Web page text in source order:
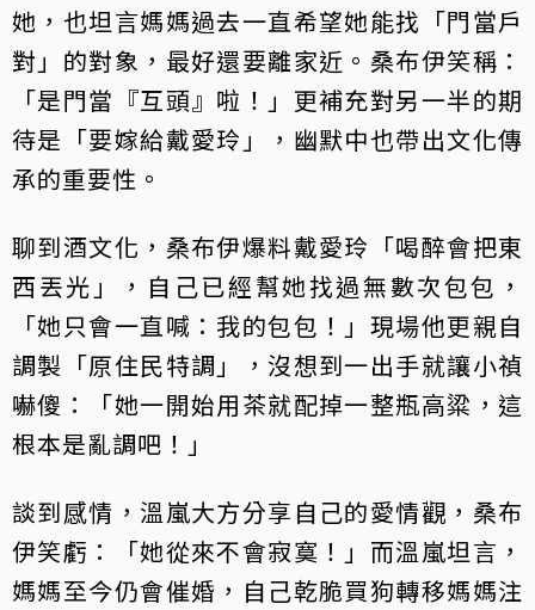
她，也坦言媽媽過去一直希望她能找「門當戶
對」的對象，最好還要離家近。桑布伊笑稱：
「是門當『互頭』啦！」更補充對另一半的期
待是「要嫁給戴愛玲」，幽默中也帶出文化傳
承的重要性。
聊到酒文化，桑布伊爆料戴愛玲「喝醉會把東
西丟光」，自己已經幫她找過無數次包包，
「她只會一直喊：我的包包！」現場他更親自
調製「原住民特調」，沒想到一出手就讓小禎
嚇傻：「她一開始用茶就配掉一整瓶高粱，這
根本是亂調吧！」
談到感情，溫嵐大方分享自己的愛情觀，桑布
伊笑虧：「她從來不會寂寞！」而溫嵐坦言，
媽媽至今仍會催婚，自己乾脆買狗轉移媽媽注